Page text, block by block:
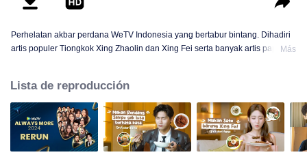
Perhelatan akbar perdana WeTV Indonesia yang bertabur bintang. Dihadiri
artis populer Tiongkok Xing Zhaolin dan Xing Fei serta banyak artis papan
banyak lagi. Plus penampilan spesial dari Rossa. Di acara ini WeTV
Indonesia juga mengumumkan WeTV Original series yang akan tayang
tahun mendatang.
Más
Lista de reproducción